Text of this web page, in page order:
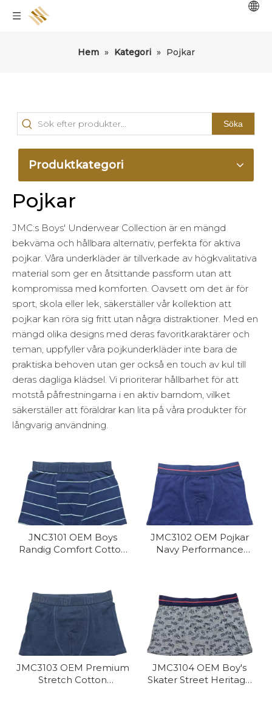
Hem » Kategori » Pojkar
Söka
Produktkategori
Pojkar
JMC:s Boys' Underwear Collection är en mängd
bekväma och hållbara alternativ, perfekta för aktiva
pojkar. Våra underkläder är tillverkade av högkvalitativa
material som ger en åtsittande passform utan att
kompromissa med komforten. Oavsett om det är för
sport, skola eller lek, säkerställer vår kollektion att
pojkar kan röra sig fritt utan några distraktioner. Med en
mängd olika designs med deras favoritkaraktärer och
teman, uppfyller våra pojkunderkläder inte bara de
praktiska behoven utan ger också en touch av kul till
deras dagliga klädsel. Vi prioriterar hållbarhet för att
motstå påfrestningarna i en aktiv barndom, vilket
säkerställer att föräldrar kan lita på våra produkter för
långvarig användning.
JNC3101 OEM Boys
Randig Comfort Cotton
JMC3102 OEM Pojkar
Navy Performance
JMC3103 OEM Premium
Stretch Cotton
JMC3104 OEM Boy's
Skater Street Heritage